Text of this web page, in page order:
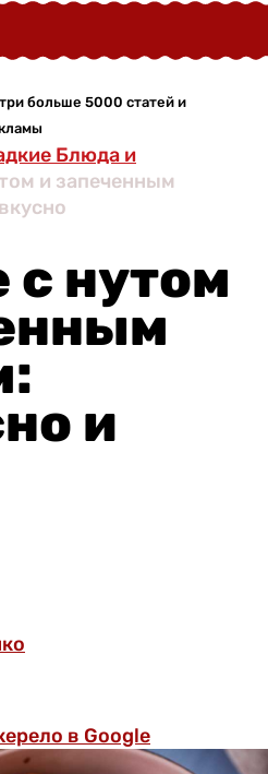
больше 5000 статей и
Блюда и
и запеченным
с нутом
и